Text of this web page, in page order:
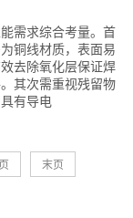
需求综合考量。首
铜线材质，表面易
去除氧化层保证焊
其次需重视残留物
有导电
末页